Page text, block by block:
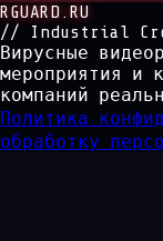
RGUARD.RU
// Industrial
Вирусные
мероприятия и
компаний
Политика
обработку